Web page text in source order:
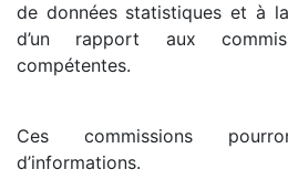
de données statistiques et à
d’un rapport aux
compétentes.
Ces commissions
d’informations.